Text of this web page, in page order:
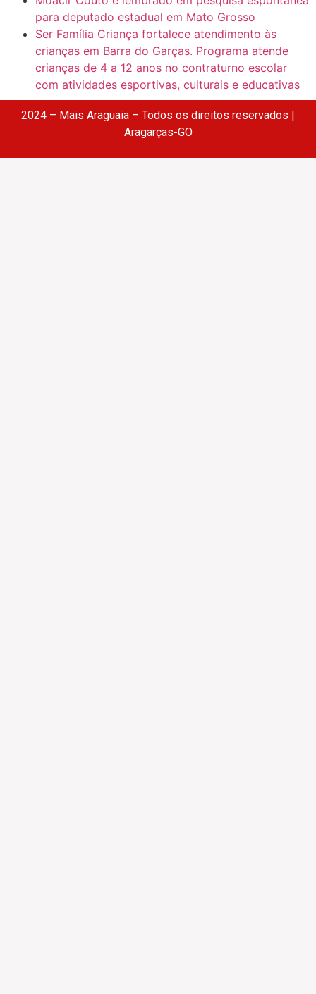
para deputado estadual em Mato Grosso
Ser Família Criança fortalece atendimento às
crianças em Barra do Garças. Programa atende
crianças de 4 a 12 anos no contraturno escolar
com atividades esportivas, culturais e educativas
2024 – Mais Araguaia – Todos os direitos reservados |
Aragarças-GO